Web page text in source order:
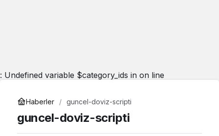
: Undefined variable $category_ids in on line
Haberler guncel-doviz-scripti
guncel-doviz-scripti